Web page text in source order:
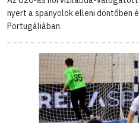
nyert a spanyolok elleni döntőben
Portugáliában.